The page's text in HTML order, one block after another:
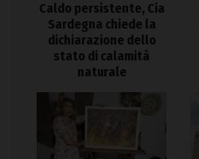
Caldo persistente, Cia
Sardegna chiede la
dichiarazione dello
stato di calamità
naturale